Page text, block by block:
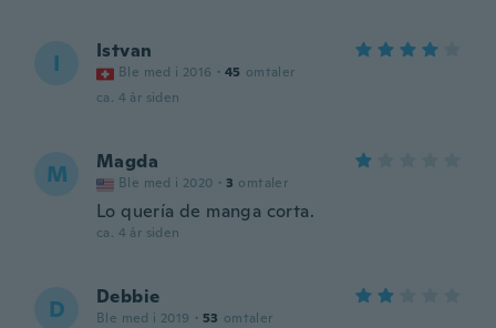
I Istvan
Ble med i 2016 · 45 omtaler
ca. 4 år siden
M Magda
Ble med i 2020 · 3 omtaler
Lo quería de manga corta.
ca. 4 år siden
D Debbie
Ble med i 2019 · 53 omtaler